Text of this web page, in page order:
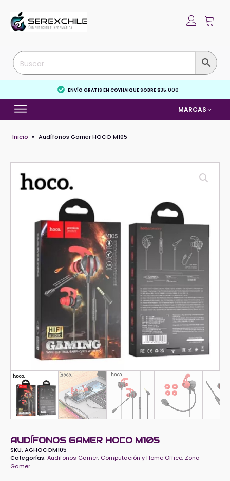
ENVÍO GRATIS EN COYHAIQUE SOBRE $35.000
MARCAS
Inicio » Audífonos Gamer HOCO M105
AUDÍFONOS GAMER HOCO M105
SKU: AGHOCOM105
Categorías: Audifonos Gamer, Computación y Home Office, Zona
Gamer